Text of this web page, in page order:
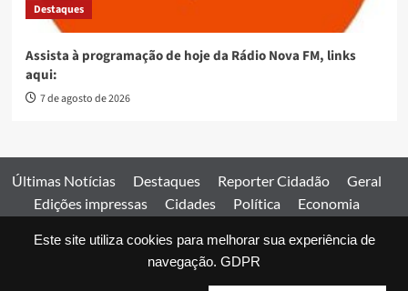
Este site utiliza cookies para melhorar sua experiência de
navegação. GDPR
Destaques
Assista à programação de hoje da Rádio Nova FM, links
aqui:
7 de agosto de 2026
Últimas Notícias Destaques Reporter Cidadão
Geral
Edições impressas
Cidades Política
Economia
Comercial
Edições impressas Expediente Home